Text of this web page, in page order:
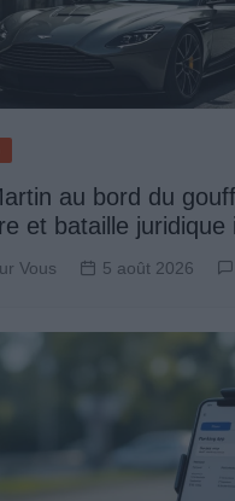
au bord du
et bataille juridique
Vous 5 août 2026